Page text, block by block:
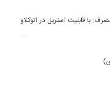
با قابلیت استریل در اتوکلاو
—